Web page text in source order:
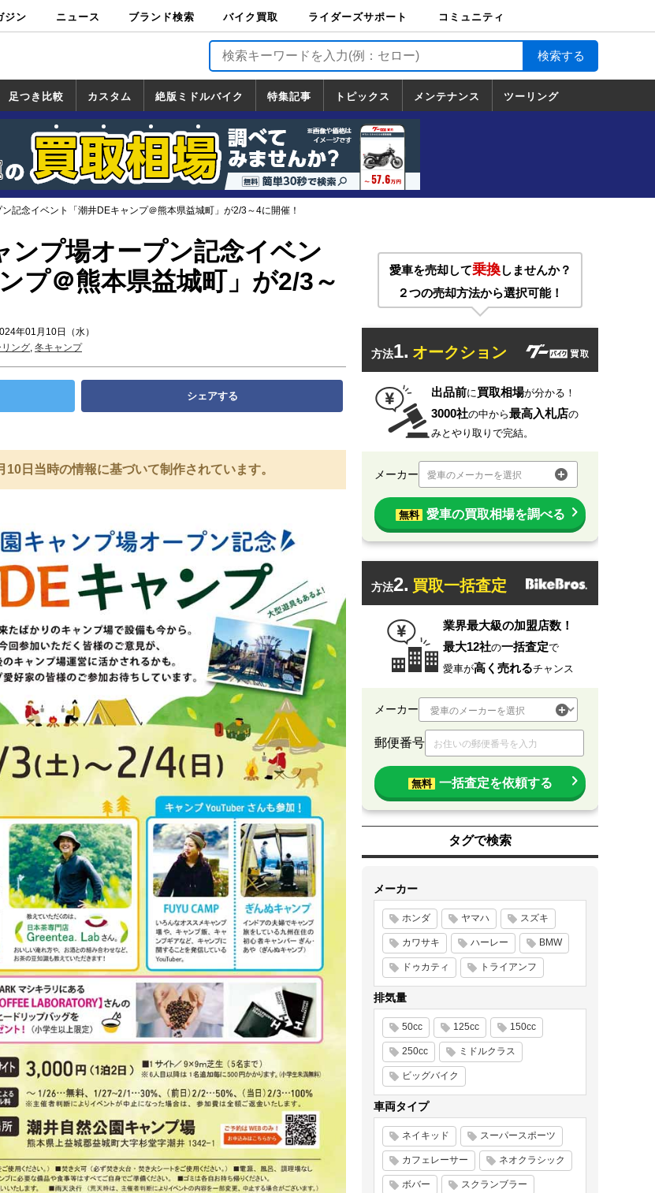
ジン ニュース ブランド検索 バイク買取
バイク買取
ライダーズサポート
ライダーズサポート
TOP
バイク輸送
バイクガレージライ
フ
バイク車両保険
ロードサービス
バイク試乗
コミュニティ
足つき比較 カスタム
カスタム
一覧
ホンダ
ヤマハ
スズキ
カワサキ
絶版ミドルバイク
絶版ミドルバイク
一覧
ホンダ
ヤマハ
スズキ
カワサキ
特集記事 トピックス
トピックス
一覧
ホンダ
ヤマハ
スズキ
カワサキ
ハーレーダ
ビッドソン
BMW
ドゥカティ
トライアン
フ
メンテナンス ツーリング
道の駅調査隊
ツーリング情報局
日本の道50選
国道めぐり
林道ツーリング
記念イベント「潮井DEキャンプ＠熊本県益城町」が2/3～4に開催！
ンプ場オープン記念イベン
プ＠熊本県益城町」が2/3～
年01月10日（水）
ング, 冬キャンプ
シェアする
10日当時の情報に基づいて制作されています。
愛車を売却して乗換しませんか？
２つの売却方法から選択可能！
方法1. オークション
出品前に買取相場が分かる！
3000社の中から最高入札店の
みとやり取りで完結。
メーカー 愛車のメーカーを選択
無料 愛車の買取相場を調べる
方法2. 買取一括査定
業界最大級の加盟店数！
最大12社の一括査定で
愛車が高く売れるチャンス
メーカー
郵便番号
無料 一括査定を依頼する
タグで検索
メーカー
ホンダ ヤマハ スズキ
カワサキ ハーレー BMW
ドゥカティ トライアンフ
排気量
50cc 125cc 150cc
250cc ミドルクラス
ビッグバイク
車両タイプ
ネイキッド スーパースポーツ
カフェレーサー ネオクラシック
ボバー スクランブラー